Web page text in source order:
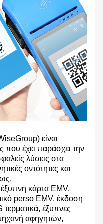
είναι
που έχει παράσχει την
λύσεις στα
οντότητες και
κάρτα EMV,
perso EMV, έκδοση
έξυπνες
αφηγητών,